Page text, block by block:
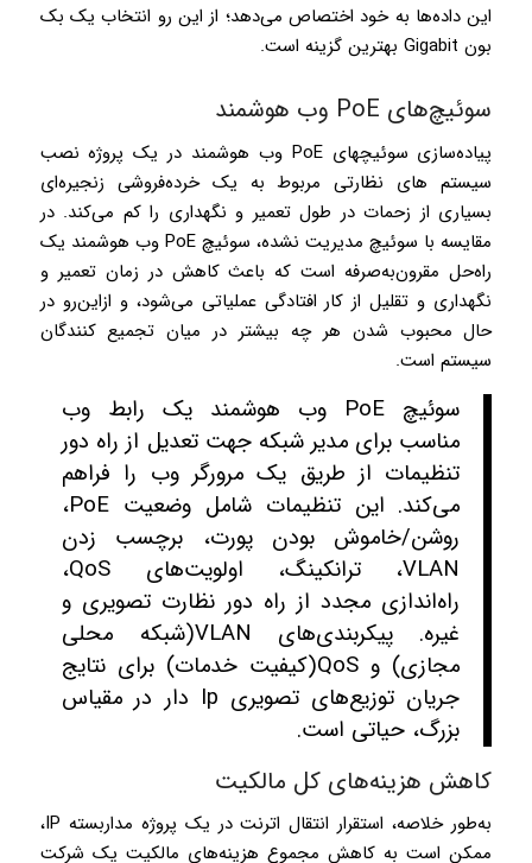
این داده‌ها به خود اختصاص می‌دهد؛ از این رو انتخاب یک بک
بون Gigabit بهترین گزینه است.
سوئیچ‌های PoE وب هوشمند
پیاده‌سازی سوئیچ­های PoE وب هوشمند در یک پروژه نصب
سیستم های نظارتی مربوط به یک خرده‌فروشی زنجیره‌­ای
بسیاری از زحمات در طول تعمیر و نگهداری را کم می‌کند. در
مقایسه با سوئیچ مدیریت نشده، سوئیچ­ PoE وب هوشمند یک
راه‌حل مقرون‌به‌صرفه است که باعث کاهش در زمان تعمیر و
نگهداری و تقلیل از کار افتادگی عملیاتی می‌شود، و ازاین‌رو در
حال محبوب شدن هر چه بیشتر در میان تجمیع کنندگان
سیستم است.
سوئیچ­ PoE وب هوشمند یک رابط وب
مناسب برای مدیر شبکه جهت تعدیل از راه دور
تنظیمات از طریق یک مرورگر وب را فراهم
می‌کند. این تنظیمات شامل وضعیت PoE،
روشن­/­خاموش بودن پورت، برچسب زدن
VLAN، ترانکینگ، اولویت‌های QoS،
راه‌اندازی مجدد از راه دور نظارت تصویری و
غیره. پیکربندی‌های ­VLAN­(شبکه محلی
مجازی) و QoS­(کیفیت خدمات) برای نتایج
جریان توزیع‌های تصویری Ip دار در مقیاس
بزرگ، حیاتی است.
کاهش هزینه‌های کل مالکیت
به‌طور خلاصه، استقرار انتقال اترنت در یک پروژه مداربسته IP،
ممکن است به کاهش مجموع هزینه‌های مالکیت یک شرکت